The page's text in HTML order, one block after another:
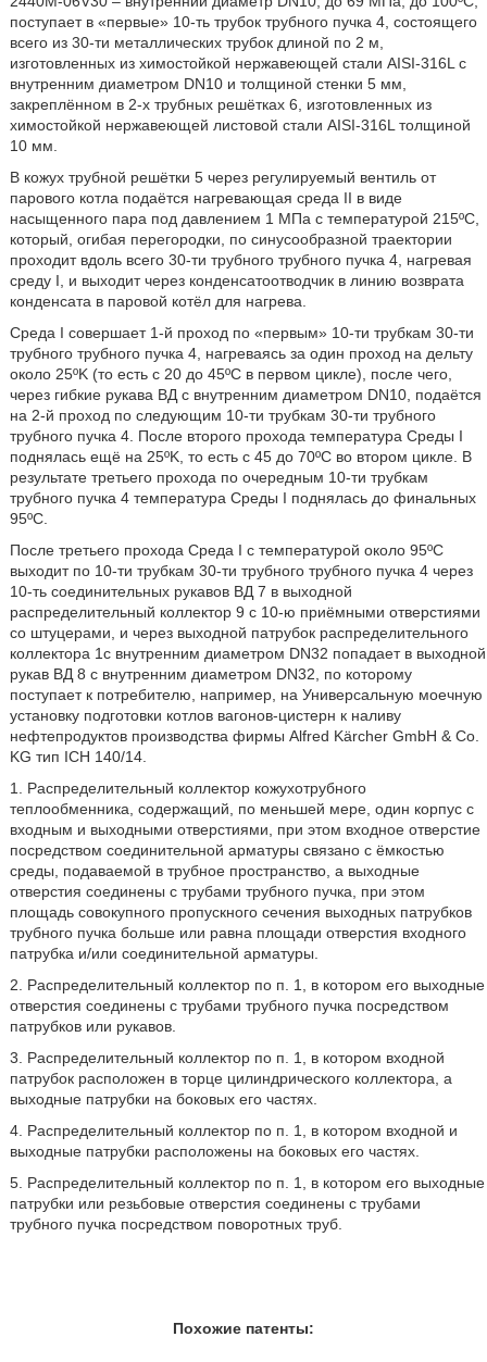
поступает в «первые» 10-ть трубок трубного пучка 4, состоящего
всего из 30-ти металлических трубок длиной по 2 м,
изготовленных из химостойкой нержавеющей стали AISI-316L с
внутренним диаметром DN10 и толщиной стенки 5 мм,
закреплённом в 2-х трубных решётках 6, изготовленных из
химостойкой нержавеющей листовой стали AISI-316L толщиной
10 мм.
В кожух трубной решётки 5 через регулируемый вентиль от
парового котла подаётся нагревающая среда II в виде
насыщенного пара под давлением 1 МПа с температурой 215ºС,
который, огибая перегородки, по синусообразной траектории
проходит вдоль всего 30-ти трубного трубного пучка 4, нагревая
среду I, и выходит через конденсатоотводчик в линию возврата
конденсата в паровой котёл для нагрева.
Среда I совершает 1-й проход по «первым» 10-ти трубкам 30-ти
трубного трубного пучка 4, нагреваясь за один проход на дельту
около 25ºK (то есть с 20 до 45ºС в первом цикле), после чего,
через гибкие рукава ВД с внутренним диаметром DN10, подаётся
на 2-й проход по следующим 10-ти трубкам 30-ти трубного
трубного пучка 4. После второго прохода температура Среды I
поднялась ещё на 25ºK, то есть с 45 до 70ºС во втором цикле. В
результате третьего прохода по очередным 10-ти трубкам
трубного пучка 4 температура Среды I поднялась до финальных
95ºС.
После третьего прохода Среда I с температурой около 95ºС
выходит по 10-ти трубкам 30-ти трубного трубного пучка 4 через
10-ть соединительных рукавов ВД 7 в выходной
распределительный коллектор 9 с 10-ю приёмными отверстиями
со штуцерами, и через выходной патрубок распределительного
коллектора 1с внутренним диаметром DN32 попадает в выходной
рукав ВД 8 с внутренним диаметром DN32, по которому
поступает к потребителю, например, на Универсальную моечную
установку подготовки котлов вагонов-цистерн к наливу
нефтепродуктов производства фирмы Alfred Kärcher GmbH & Co.
KG тип ICH 140/14.
1. Распределительный коллектор кожухотрубного
теплообменника, содержащий, по меньшей мере, один корпус с
входным и выходными отверстиями, при этом входное отверстие
посредством соединительной арматуры связано с ёмкостью
среды, подаваемой в трубное пространство, а выходные
отверстия соединены с трубами трубного пучка, при этом
площадь совокупного пропускного сечения выходных патрубков
трубного пучка больше или равна площади отверстия входного
патрубка и/или соединительной арматуры.
2. Распределительный коллектор по п. 1, в котором его выходные
отверстия соединены с трубами трубного пучка посредством
патрубков или рукавов.
3. Распределительный коллектор по п. 1, в котором входной
патрубок расположен в торце цилиндрического коллектора, а
выходные патрубки на боковых его частях.
4. Распределительный коллектор по п. 1, в котором входной и
выходные патрубки расположены на боковых его частях.
5. Распределительный коллектор по п. 1, в котором его выходные
патрубки или резьбовые отверстия соединены с трубами
трубного пучка посредством поворотных труб.
Похожие патенты: